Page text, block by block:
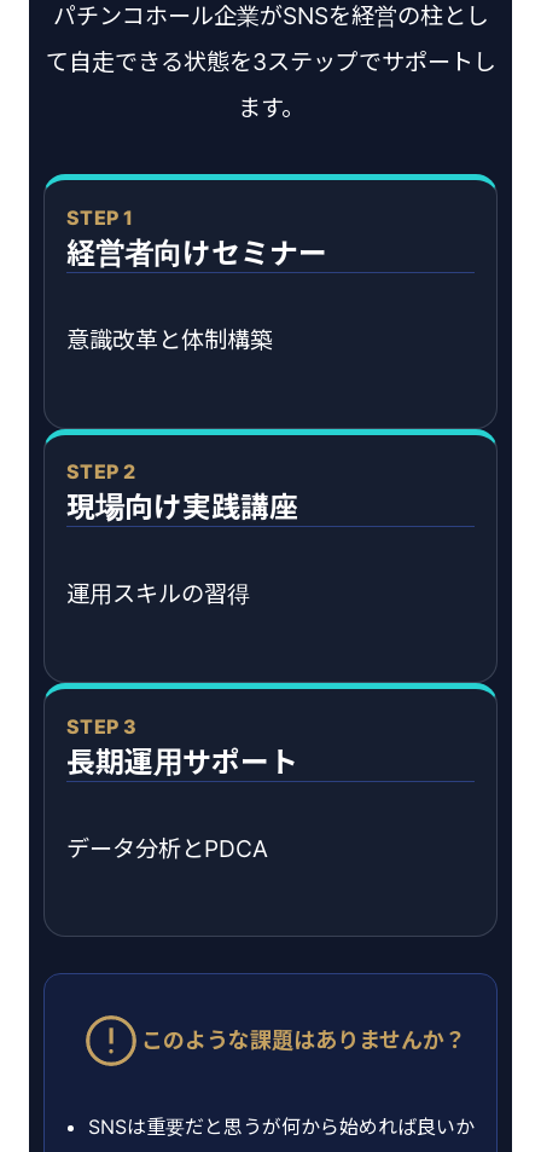
パチンコホール企業がSNSを経営の柱とし
て自走できる状態を3ステップでサポートし
ます。
STEP 1
経営者向けセミナー
意識改革と体制構築
STEP 2
現場向け実践講座
運用スキルの習得
STEP 3
長期運用サポート
データ分析とPDCA
このような課題はありませんか？
SNSは重要だと思うが何から始めれば良いか